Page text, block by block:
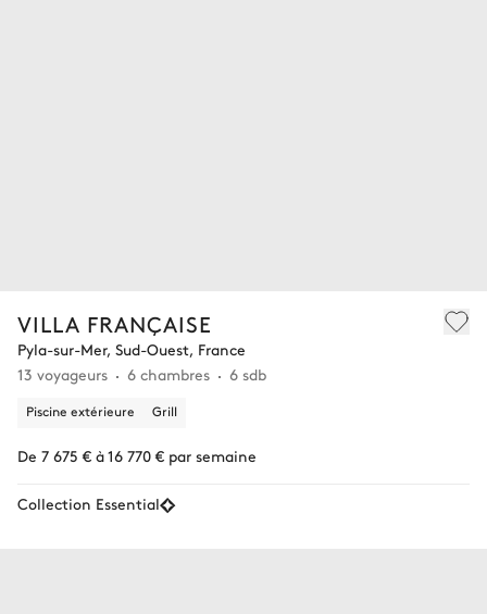
VILLA FRANÇAISE
Pyla-sur-Mer, Sud-Ouest, France
13 voyageurs
6 chambres 6 sdb
Piscine extérieure Grill
De 7 675 € à 16 770 € par semaine
Collection Essential